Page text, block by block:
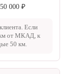
50 000 ₽
Если
от МКАД, к
50 км